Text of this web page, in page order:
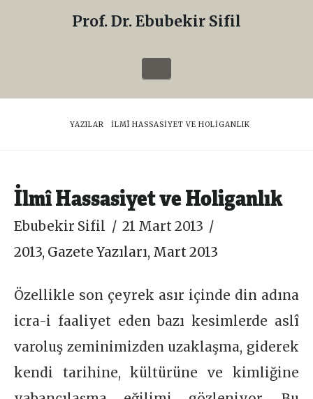
Sifil
Prof. Dr. Ebubekir Sifil
Navigation
HOME
YAZILAR İLMÎ HASSASIYET VE HOLIGANLIK
İlmî Hassasiyet ve Holiganlık
Ebubekir Sifil
21 Mart 2013
2013, Gazete Yazıları, Mart 2013
Özellikle son çeyrek asır içinde din adına
icra-i faaliyet eden bazı kesimlerde aslî
varoluş zeminimizden uzaklaşma, giderek
kendi tarihine, kültürüne ve kimliğine